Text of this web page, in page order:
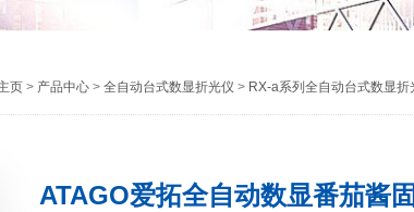
页> 产品中心> 全自动台式数显折光仪 > RX-a系列全自动台式数显折
ATAGO爱拓全自动数显番茄酱